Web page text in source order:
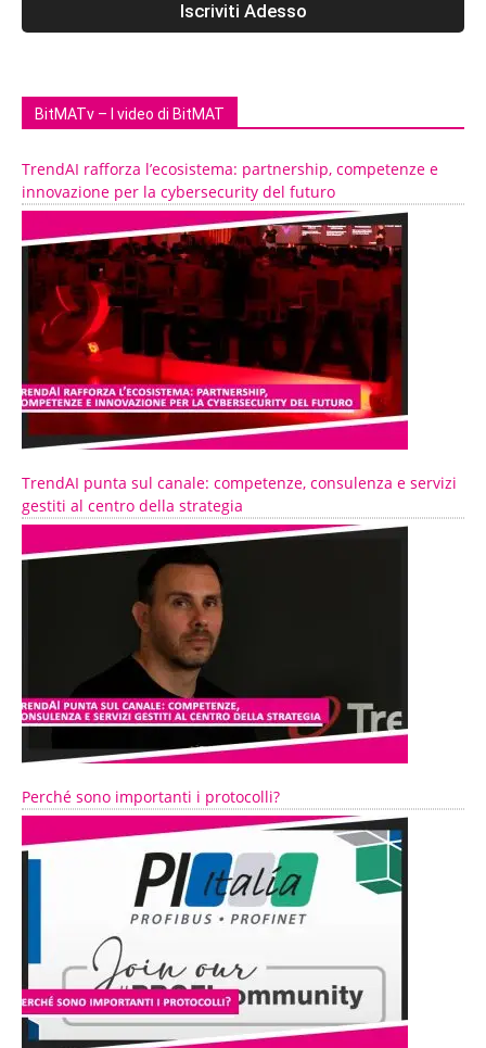
BitMATv – I video di BitMAT
TrendAI rafforza l’ecosistema: partnership, competenze e
innovazione per la cybersecurity del futuro
TrendAI punta sul canale: competenze, consulenza e servizi
gestiti al centro della strategia
Perché sono importanti i protocolli?